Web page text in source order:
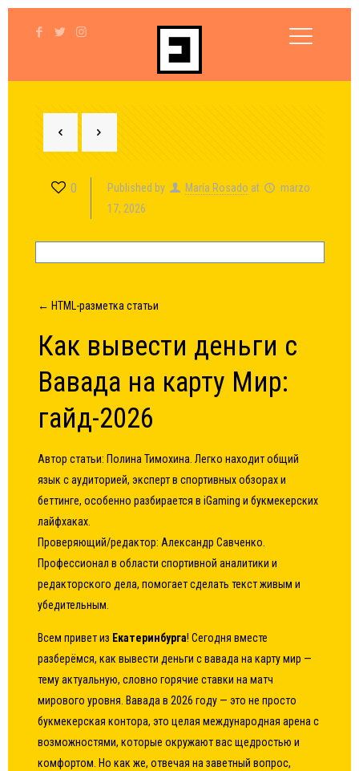
0 Published by María Rosado at
marzo
17, 2026
← HTML-разметка статьи
Как вывести деньги с
Вавада на карту Мир:
гайд-2026
Автор статьи: Полина Тимохина . Легко находит общий
язык с аудиторией, эксперт в спортивных обзорах и
беттинге, особенно разбирается в iGaming и букмекерских
лайфхаках.
Проверяющий/редактор: Александр Савченко
Профессионал в области спортивной аналитики и
редакторского дела, помогает сделать текст живым и
убедительным.
Всем привет из Екатеринбурга! Сегодня вместе
разберёмся,как вывести деньги с вавада на карту мир —
тему актуальную, словно горячие ставки на матч
мирового уровня. Вавада в 2026 году — это не просто
букмекерская контора, это целая международная арена с
возможностями, которые окружают вас щедростью и
комфортом. Но как же, отвечая на заветный вопрос,